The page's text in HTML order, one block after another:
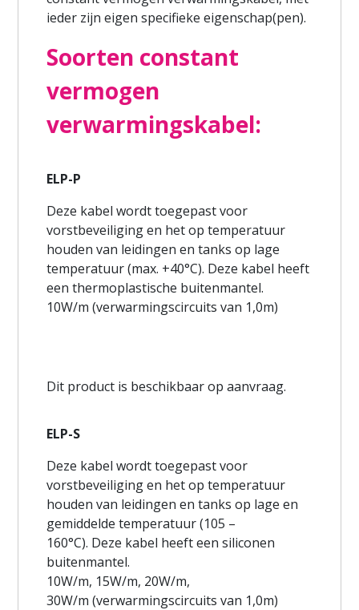
ieder zijn eigen specifieke eigenschap(pen).
Soorten constant
vermogen
verwarmingskabel:
ELP-P
Deze kabel wordt toegepast voor
vorstbeveiliging en het op temperatuur
houden van leidingen en tanks op lage
temperatuur (max. +40°C). Deze kabel heeft
een thermoplastische buitenmantel.
10W/m (verwarmingscircuits van 1,0m)
Dit product is beschikbaar op aanvraag.
ELP-S
Deze kabel wordt toegepast voor
vorstbeveiliging en het op temperatuur
houden van leidingen en tanks op lage en
gemiddelde temperatuur (105 –
160°C). Deze kabel heeft een siliconen
buitenmantel.
10W/m, 15W/m, 20W/m,
30W/m (verwarmingscircuits van 1,0m)